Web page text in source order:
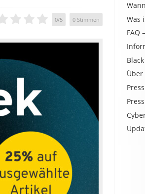
0/5 0Stimmen
Was
FAQ
Über